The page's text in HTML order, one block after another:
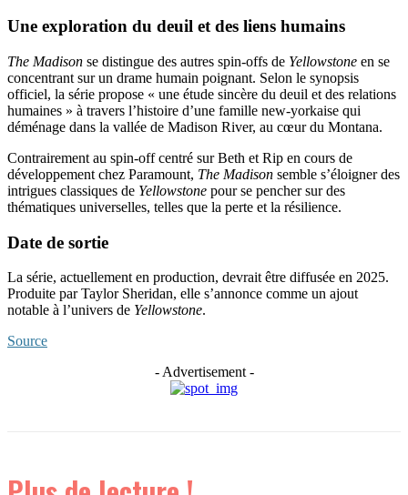
Une exploration du deuil et des liens humains
The Madison se distingue des autres spin-offs de Yellowstone en se
concentrant sur un drame humain poignant. Selon le synopsis
officiel, la série propose « une étude sincère du deuil et des relations
humaines » à travers l’histoire d’une famille new-yorkaise qui
déménage dans la vallée de Madison River, au cœur du Montana.
Contrairement au spin-off centré sur Beth et Rip en cours de
développement chez Paramount, The Madison semble s’éloigner des
intrigues classiques de Yellowstone pour se pencher sur des
thématiques universelles, telles que la perte et la résilience.
Date de sortie
La série, actuellement en production, devrait être diffusée en 2025.
Produite par Taylor Sheridan, elle s’annonce comme un ajout
notable à l’univers de Yellowstone.
Source
- Advertisement -